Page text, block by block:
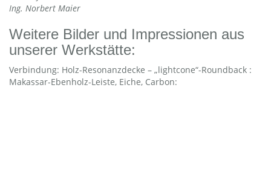
Ing. Norbert Maier
Weitere Bilder und Impressionen aus
unserer Werkstätte:
Verbindung: Holz-Resonanzdecke – „lightcone“-Roundback :
Makassar-Ebenholz-Leiste, Eiche, Carbon: